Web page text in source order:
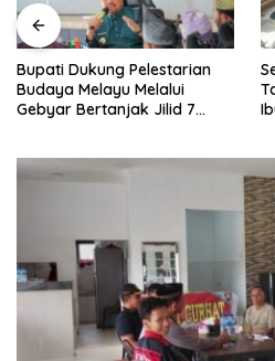
Pelestarian
Melalui
Jilid 7
Sebelumnya
Tanah
Ibu Paijem